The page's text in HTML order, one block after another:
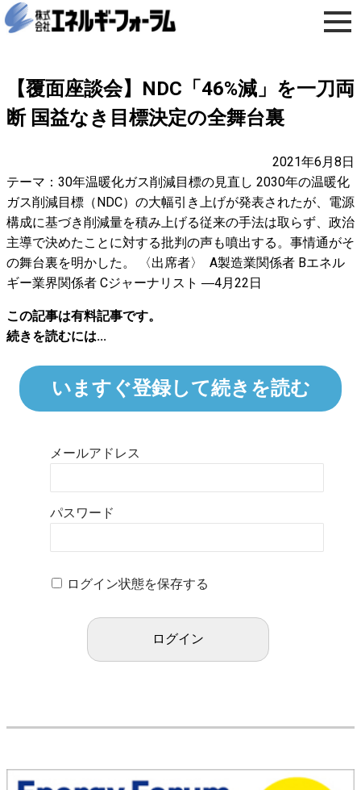
【覆面座談会】NDC「46%減」を一刀両
断 国益なき目標決定の全舞台裏
2021年6月8日
テーマ：30年温暖化ガス削減目標の見直し 2030年の温暖化
ガス削減目標（NDC）の大幅引き上げが発表されたが、電源
構成に基づき削減量を積み上げる従来の手法は取らず、政治
主導で決めたことに対する批判の声も噴出する。事情通がそ
の舞台裏を明かした。 〈出席者〉 A製造業関係者 Bエネル
ギー業界関係者 Cジャーナリスト ―4月22日
この記事は有料記事です。
続きを読むには...
いますぐ登録して続きを読む
メールアドレス
パスワード
ログイン状態を保存する